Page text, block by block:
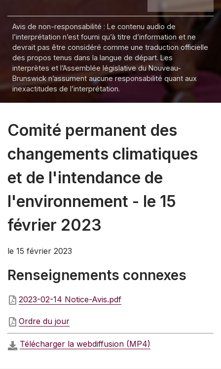
Avis de non-responsabilité : Le contenu audio de
l’interprétation n’est fourni qu’à titre d’information et ne
devrait pas être considéré comme une traduction officielle
des propos tenus dans la langue de départ. Les
interprètes et l’Assemblée législative du Nouveau-
Brunswick n’assument aucune responsabilité quant aux
inexactitudes de l’interprétation.
Comité permanent des
changements climatiques
et de l'intendance de
l'environnement - le 15
février 2023
le 15 février 2023
Renseignements connexes
2023-02-14 Notice-Avis.pdf
Ordre du jour
Télécharger la webdiffusion (MP4)